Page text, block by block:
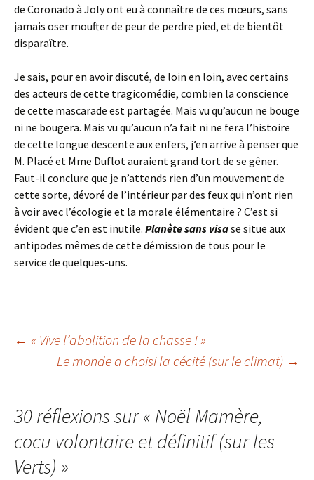
de Coronado à Joly ont eu à connaître de ces mœurs, sans
jamais oser moufter de peur de perdre pied, et de bientôt
disparaître.
Je sais, pour en avoir discuté, de loin en loin, avec certains
des acteurs de cette tragicomédie, combien la conscience
de cette mascarade est partagée. Mais vu qu’aucun ne bouge
ni ne bougera. Mais vu qu’aucun n’a fait ni ne fera l’histoire
de cette longue descente aux enfers, j’en arrive à penser que
M. Placé et Mme Duflot auraient grand tort de se gêner.
Faut-il conclure que je n’attends rien d’un mouvement de
cette sorte, dévoré de l’intérieur par des feux qui n’ont rien
à voir avec l’écologie et la morale élémentaire ? C’est si
évident que c’en est inutile. Planète sans visase situe aux
antipodes mêmes de cette démission de tous pour le
service de quelques-uns.
Navigation
articles
← « Vive l’abolition de la chasse ! »
Le monde a choisi la cécité (sur le climat) →
30 réflexions sur « Noël Mamère,
cocu volontaire et définitif (sur les
Verts) »